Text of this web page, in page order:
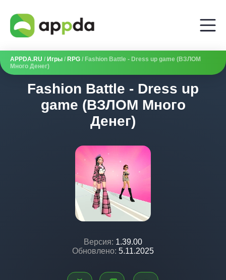
APPDA.RU / Игры / RPG / Fashion Battle - Dress up game (ВЗЛОМ
Много Денег)
Fashion Battle - Dress up
game (ВЗЛОМ Много
Денег)
Версия: 1.39.00
Обновлено: 5.11.2025